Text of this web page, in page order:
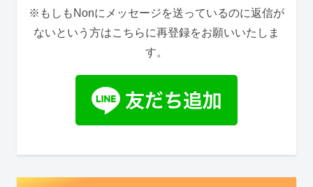
※もしもNonにメッセージを送っているのに返信が
ないという方はこちらに再登録をお願いいたしま
す。